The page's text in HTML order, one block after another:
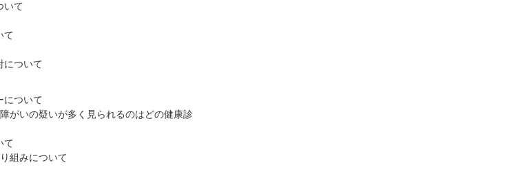
いて
て
について
について
がいの疑いが多く見られるのはどの健康診
て
組みについて